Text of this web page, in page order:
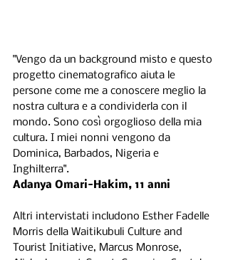
"Vengo da un background misto e questo
progetto cinematografico aiuta le
persone come me a conoscere meglio la
nostra cultura e a condividerla con il
mondo. Sono così orgoglioso della mia
cultura. I miei nonni vengono da
Dominica, Barbados, Nigeria e
Inghilterra".
Adanya Omari-Hakim, 11 anni
Altri intervistati includono Esther Fadelle
Morris della Waitikubuli Culture and
Tourist Initiative, Marcus Monrose,